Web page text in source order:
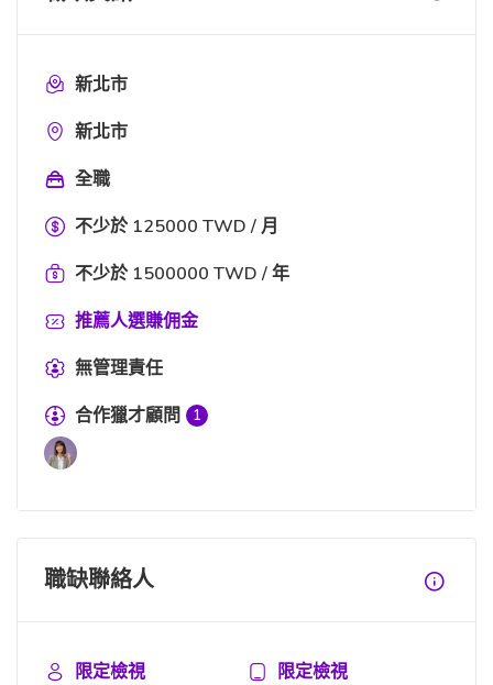
新北市
新北市
全職
不少於 125000 TWD / 月
不少於 1500000 TWD / 年
推薦人選賺佣金
無管理責任
合作獵才顧問
1
職缺聯絡人
限定檢視
限定檢視